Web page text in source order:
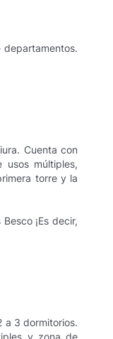
Cuenta con
múltiples,
torre y la
¡Es decir,
a 3 dormitorios.
y zona de